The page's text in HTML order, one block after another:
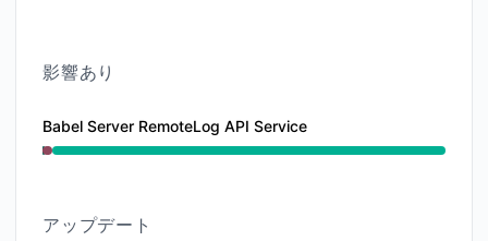
影響あり
Babel Server RemoteLog API Service
稼働中 から 12:30 AM ～ 12:30 AM, 重大な障害 から
アップデート